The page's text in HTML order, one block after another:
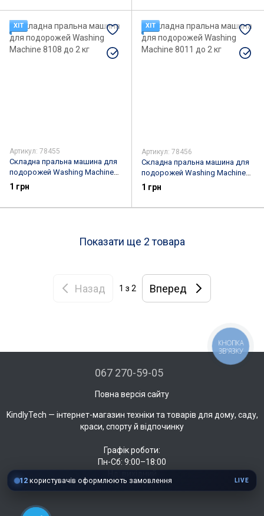
ХІТ
Артикул: 78455
Складна пральна машина для
подорожей Washing Machine
8108 до 2 кг
1 грн
ХІТ
Артикул: 78456
Складна пральна машина для
подорожей Washing Machine
8011 до 2 кг
1 грн
Показати ще 2 товара
Назад 1 з 2 Вперед
067 270-59-05
Повна версія сайту
KindlyTech — інтернет-магазин техніки та товарів для дому, саду,
краси, спорту й відпочинку
Графік роботи:
Пн-Сб: 9:00–18:00
12 користувачів оформлюють замовлення LIVE
КНОПКА
ЗВ'ЯЗКУ